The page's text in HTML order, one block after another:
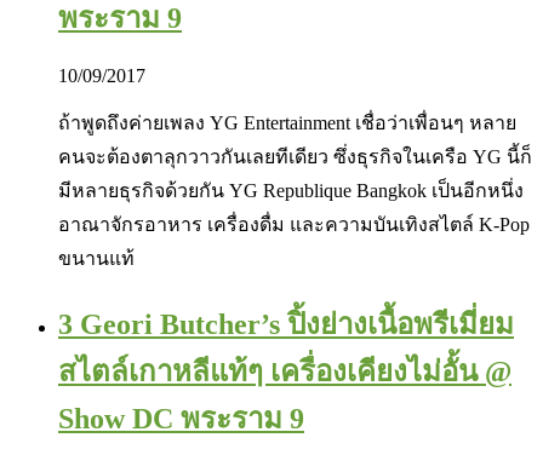
พระราม 9
10/09/2017
ถ้าพูดถึงค่ายเพลง YG Entertainment เชื่อว่าเพื่อนๆ หลาย
คนจะต้องตาลุกวาวกันเลยทีเดียว ซึ่งธุรกิจในเครือ YG นี้ก็
มีหลายธุรกิจด้วยกัน YG Republique Bangkok เป็นอีกหนึ่ง
อาณาจักรอาหาร เครื่องดื่ม และความบันเทิงสไตล์ K-Pop
ขนานแท้
3 Geori Butcher’s ปิ้งย่างเนื้อพรีเมี่ยม
สไตล์เกาหลีแท้ๆ เครื่องเคียงไม่อั้น @
Show DC พระราม 9